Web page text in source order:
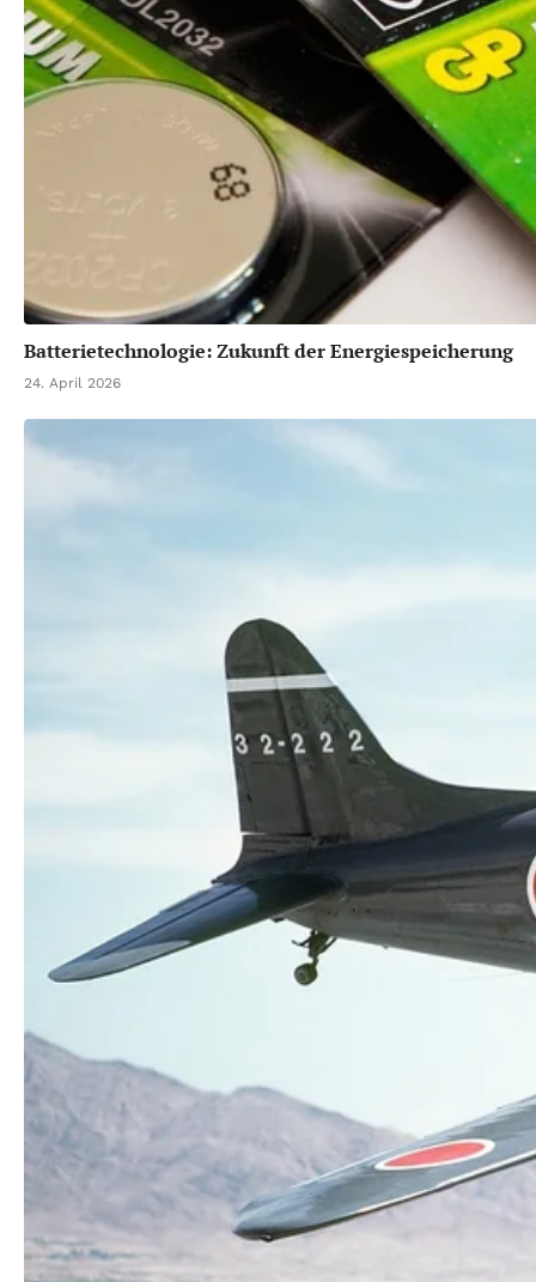
Batterietechnologie: Zukunft der Energiespeicherung
24. April 2026